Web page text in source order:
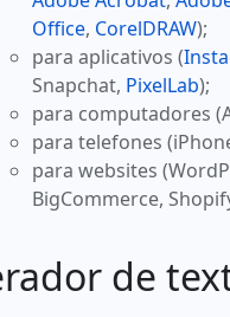
Office, CorelDRAW);
para aplicativos (
Snapchat, PixelLab);
para computadores
para telefones
para websites
BigCommerce,
de